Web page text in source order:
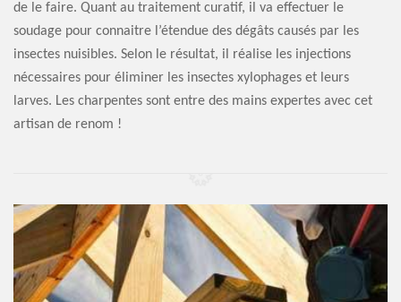
de le faire. Quant au traitement curatif, il va effectuer le
soudage pour connaitre l’étendue des dégâts causés par les
insectes nuisibles. Selon le résultat, il réalise les injections
nécessaires pour éliminer les insectes xylophages et leurs
larves. Les charpentes sont entre des mains expertes avec cet
artisan de renom !